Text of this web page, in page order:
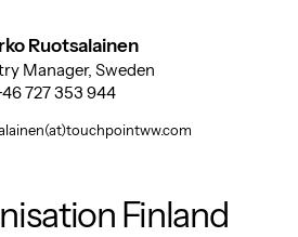
Ruotsalainen
Manager, Sweden
727 353 944
Finland